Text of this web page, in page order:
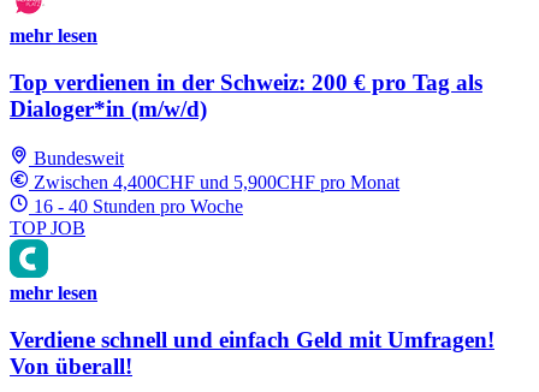
mehr lesen
Top verdienen in der Schweiz: 200 € pro Tag als
Dialoger*in (m/w/d)
Bundesweit
Zwischen 4,400CHF und 5,900CHF pro Monat
16 - 40 Stunden pro Woche
TOP JOB
mehr lesen
Verdiene schnell und einfach Geld mit Umfragen!
Von überall!